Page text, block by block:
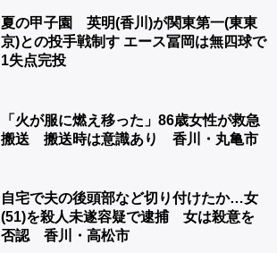
夏の甲子園 英明(香川)が関東第一(東東
京)との投手戦制す エース冨岡は無四球で
1失点完投
「火が服に燃え移った」86歳女性が救急
搬送 搬送時は意識あり 香川・丸亀市
自宅で夫の後頭部など切り付けたか…女
(51)を殺人未遂容疑で逮捕 女は殺意を
否認 香川・高松市